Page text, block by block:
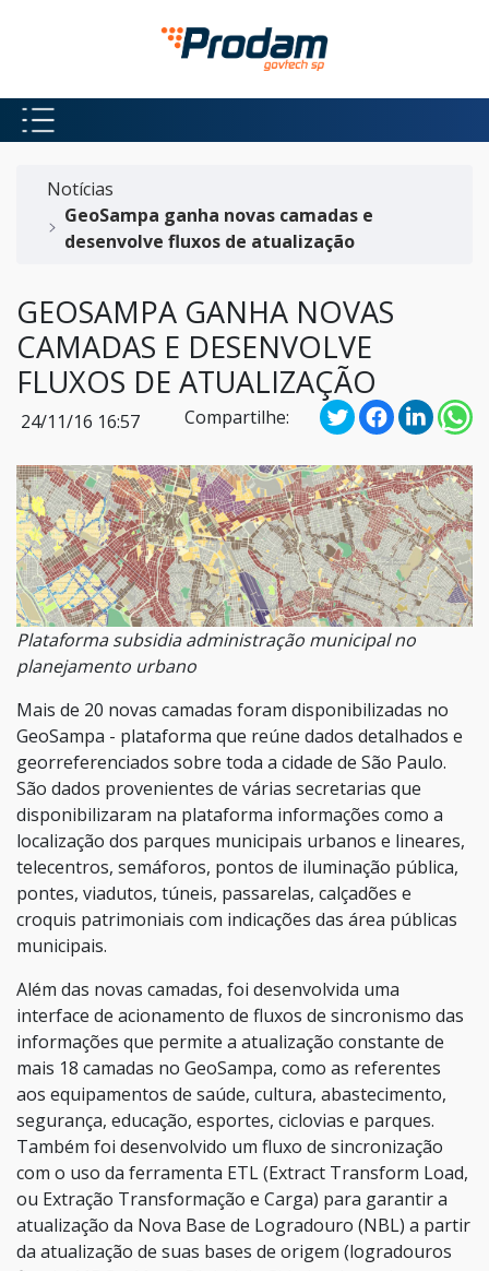
Pular para o Conteúdo principal
Notícias
GeoSampa ganha novas camadas e
desenvolve fluxos de atualização
GEOSAMPA GANHA NOVAS
CAMADAS E DESENVOLVE
FLUXOS DE ATUALIZAÇÃO
24/11/16 16:57 Compartilhe:
Plataforma subsidia administração municipal no
planejamento urbano
Mais de 20 novas camadas foram disponibilizadas no
GeoSampa - plataforma que reúne dados detalhados e
georreferenciados sobre toda a cidade de São Paulo.
São dados provenientes de várias secretarias que
disponibilizaram na plataforma informações como a
localização dos parques municipais urbanos e lineares,
telecentros, semáforos, pontos de iluminação pública,
pontes, viadutos, túneis, passarelas, calçadões e
croquis patrimoniais com indicações das área públicas
municipais.
Além das novas camadas, foi desenvolvida uma
interface de acionamento de fluxos de sincronismo das
informações que permite a atualização constante de
mais 18 camadas no GeoSampa, como as referentes
aos equipamentos de saúde, cultura, abastecimento,
segurança, educação, esportes, ciclovias e parques.
Também foi desenvolvido um fluxo de sincronização
com o uso da ferramenta ETL (Extract Transform Load,
ou Extração Transformação e Carga) para garantir a
atualização da Nova Base de Logradouro (NBL) a partir
da atualização de suas bases de origem (logradouros